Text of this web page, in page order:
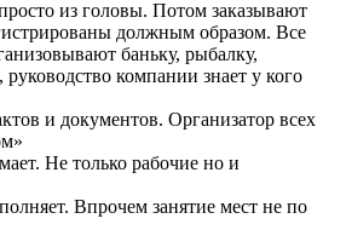
из головы. Потом заказывают
должным образом. Все
баньку, рыбалку,
компании знает у кого
и документов. Организатор всех
Не только рабочие но и
Впрочем занятие мест не по